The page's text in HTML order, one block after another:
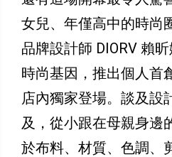
女兒、年僅高中的時尚
品牌設計師 DIORV 賴
時尚基因，推出個人首
店內獨家登場。談及設
及，從小跟在母親身邊
於布料、材質、色調、